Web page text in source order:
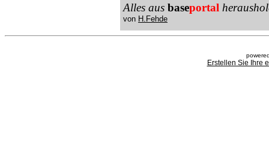
Alles aus baseportal
von H.Fehde
Erstellen Sie Ihre